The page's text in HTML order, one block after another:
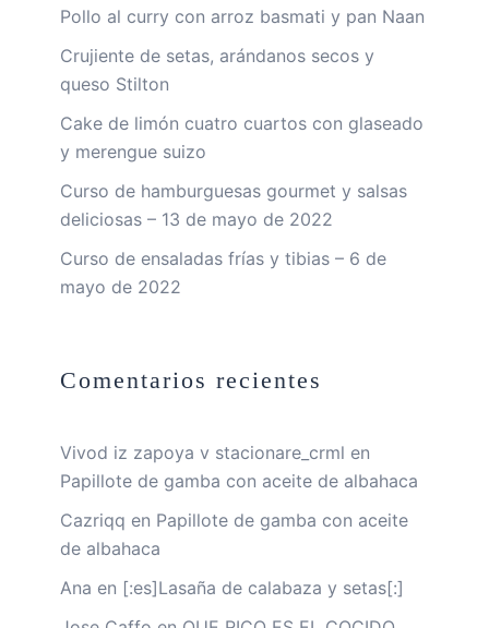
Pollo al curry con arroz basmati y pan Naan
Crujiente de setas, arándanos secos y
queso Stilton
Cake de limón cuatro cuartos con glaseado
y merengue suizo
Curso de hamburguesas gourmet y salsas
deliciosas – 13 de mayo de 2022
Curso de ensaladas frías y tibias – 6 de
mayo de 2022
Comentarios recientes
Vivod iz zapoya v stacionare_crml en
Papillote de gamba con aceite de albahaca
Cazriqq en Papillote de gamba con aceite
de albahaca
Ana en [:es]Lasaña de calabaza y setas[:]